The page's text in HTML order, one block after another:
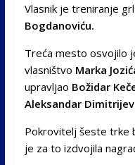
Vlasnik je treniranje
Bogdanoviću.
Treća mesto osvojilo
vlasništvo Marka
upravljao Božidar
Aleksandar
Pokrovitelj šeste trke
je za to izdvojila